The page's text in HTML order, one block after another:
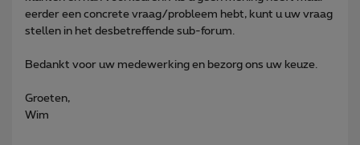
eerder een concrete vraag/probleem hebt, kunt u uw vraag
stellen in het desbetreffende sub-forum.
Bedankt voor uw medewerking en bezorg ons uw keuze.
Groeten,
Wim